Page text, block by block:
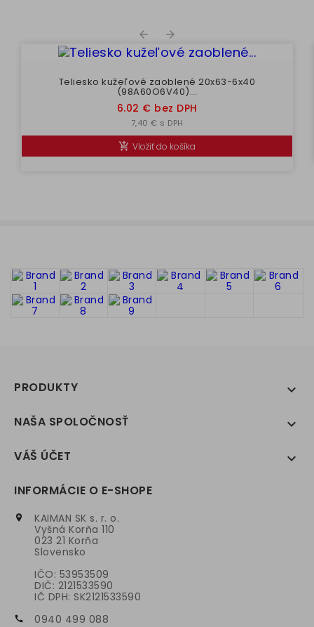
 
Teliesko kužeľové zaoblené 20x63-6x40
(98A60O6V40)...
Cena
6.02 € bez DPH
7,40 € s DPH
 Vložiť do košíka
PRODUKTY 
NAŠA SPOLOČNOSŤ 
VÁŠ ÚČET 
INFORMÁCIE O E-SHOPE

KAIMAN SK s. r. o.
Vyšná Korňa 110
023 21 Korňa
Slovensko
IČO: 53953509
DIČ: 2121533590
IČ DPH: SK2121533590
 0940 499 088